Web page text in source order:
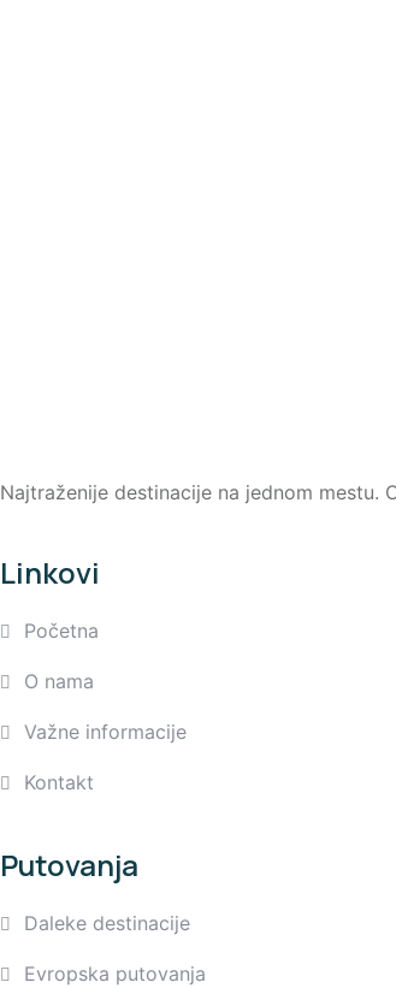
Najtraženije destinacije na jednom
Linkovi
Početna
O nama
Važne informacije
Kontakt
Putovanja
Daleke destinacije
Evropska putovanja